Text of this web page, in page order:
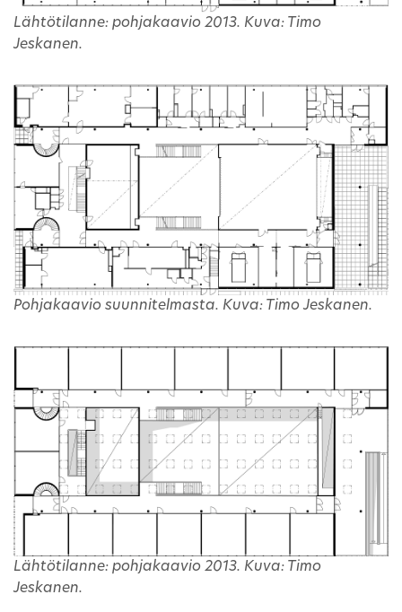
Lähtötilanne: pohjakaavio 2013. Kuva: Timo
Jeskanen.
Pohjakaavio suunnitelmasta. Kuva: Timo Jeskanen.
Lähtötilanne: pohjakaavio 2013. Kuva: Timo
Jeskanen.